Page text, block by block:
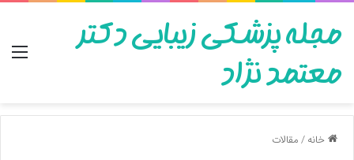
مجله پزشکی زیبایی دکتر
معتمد نژاد
خانه/مقالات